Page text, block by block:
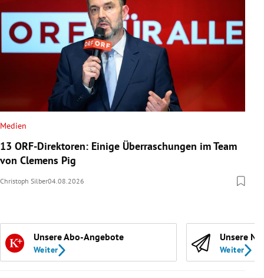
Medien
13 ORF-Direktoren: Einige Überraschungen im Team
von Clemens Pig
Christoph Silber04.08.2026
Unsere Abo-Angebote
Weiter
Unsere
Weiter